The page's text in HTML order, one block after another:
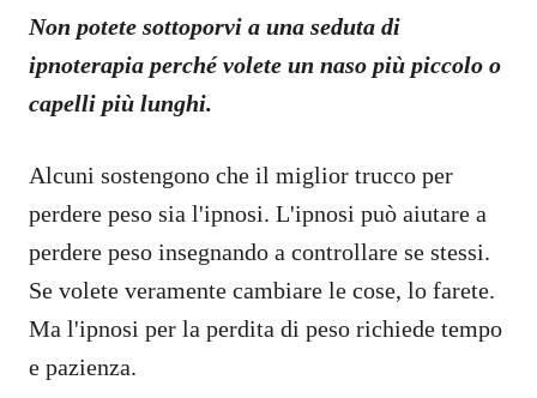
Non potete sottoporvi a una seduta di
ipnoterapia perché volete un naso più piccolo o
capelli più lunghi.
Alcuni sostengono che il miglior trucco per
perdere peso sia l'ipnosi. L'ipnosi può aiutare a
perdere peso insegnando a controllare se stessi.
Se volete veramente cambiare le cose, lo farete.
Ma l'ipnosi per la perdita di peso richiede tempo
e pazienza.